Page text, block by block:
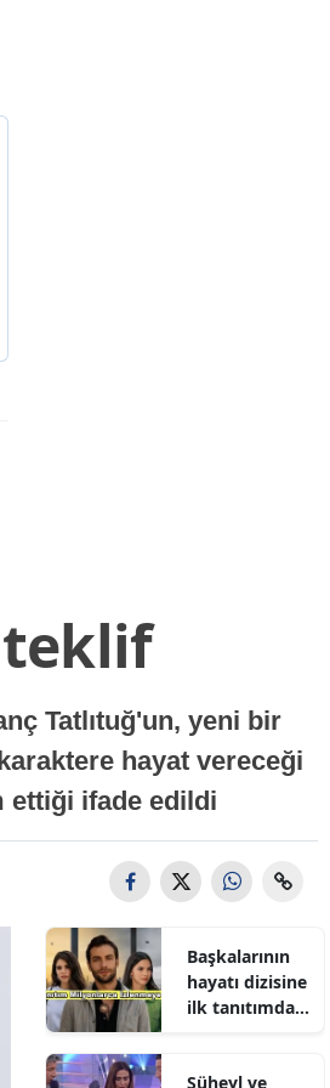
teklif
Tatlıtuğ'un, yeni bir
hayat vereceği
ettiği ifade edildi
Başkalarının
hayatı dizisine
ilk tanıtımdan
Süheyl ve